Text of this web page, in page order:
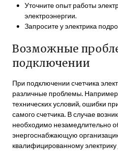
Уточните опыт работы
электроэнергии.
Запросите у электрика
Возможные
подключении
При подключении счетчика
различные проблемы.
технических условий, ошибки
самого счетчика. В случае
необходимо незамедлительно
энергоснабжающую
квалифицированному